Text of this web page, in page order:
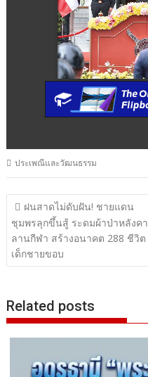
ประเพณีและวัฒนธรรม
แนะแนว
เรื่อง
ฝนสาดไม่ดับฝัน! ชายแดน
ชุมพรลุกขึ้นสู้ ระดมผ้าป่าหลังคา
ลานกีฬา สร้างอนาคต 288 ชีวิต
เด็กชายขอบ
Related posts